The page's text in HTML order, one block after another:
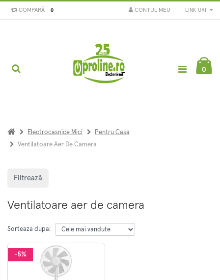
COMPARĂ 0 LINK-URI
CONTUL MEU
0
Electrocasnice Mici
Pentru Casa
Ventilatoare Aer De Camera
Filtrează
Ventilatoare aer de camera
Sorteaza dupa:
-5%